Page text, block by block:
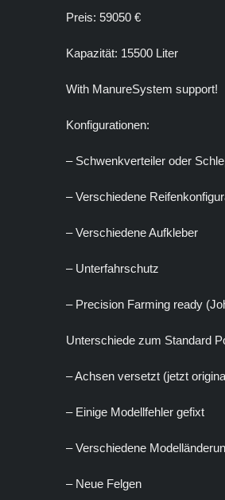
Preis: 59050 €
Kapazität: 15500 Liter
With ManureSystem support!
Konfigurationen:
– Schwenkverteiler oder
– Verschiedene
– Verschiedene Aufkleber
– Unterfahrschutz
– Precision Farming ready
Unterschiede zum Standard
– Achsen versetzt (jetzt
– Einige Modellfehler gefixt
– Verschiedene
– Neue Felgen